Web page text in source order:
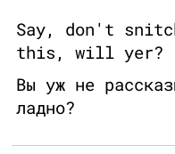
Say, don't
this, will yer?
Вы уж не
ладно?